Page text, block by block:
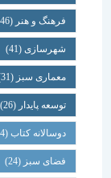
فرهنگ و هنر(46)
شهرسازی(41)
معماری سبز(31)
توسعه پایدار(26)
دوسالانه کتاب(24)
فضای سبز(24)